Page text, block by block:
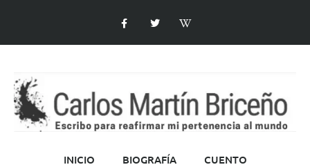
INICIO BIOGRAFÍA
CUENTO